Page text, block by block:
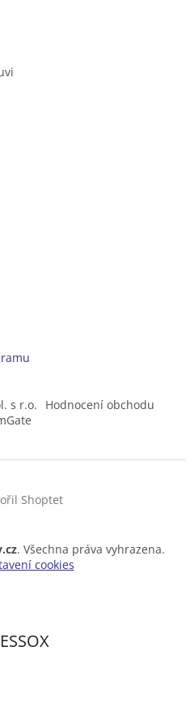
s r.o.
Hodnocení obchodu
Shoptet
. Všechna práva vyhrazena.
cookies